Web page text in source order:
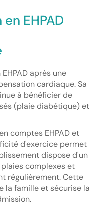
EHPAD
après une
cardiaque. Sa
à bénéficier de
(plaie diabétique) et
comptes EHPAD et
d'exercice permet
dispose d'un
complexes et
régulièrement. Cette
la famille et sécurise la